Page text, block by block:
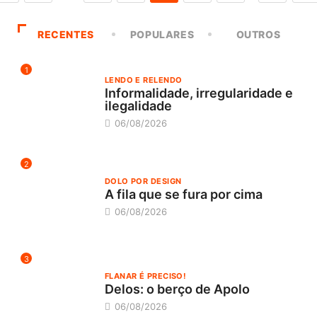
RECENTES POPULARES OUTROS
1
LENDO E RELENDO
Informalidade, irregularidade e
ilegalidade
06/08/2026
2
DOLO POR DESIGN
A fila que se fura por cima
06/08/2026
3
FLANAR É PRECISO!
Delos: o berço de Apolo
06/08/2026